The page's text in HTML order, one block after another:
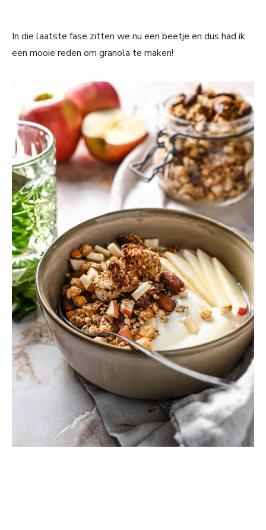
In die laatste fase zitten we nu een beetje en dus had ik
een mooie reden om granola te maken!